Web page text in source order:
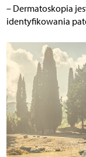
– Dermatoskopia
identyfikowania